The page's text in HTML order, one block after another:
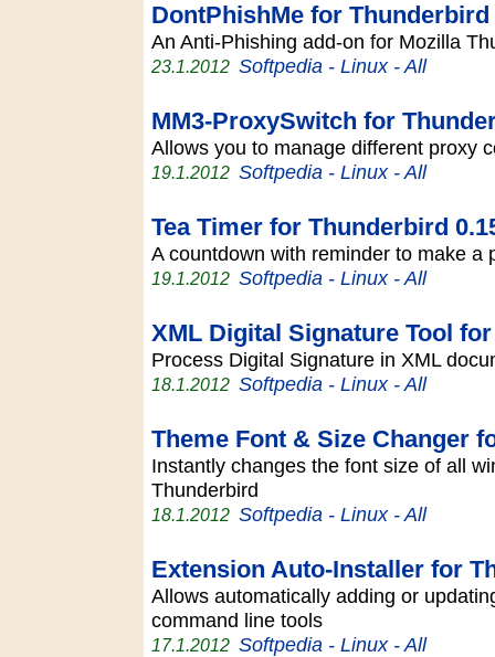
DontPhishMe for Thunderbird
An Anti-Phishing add-on for Mozilla
23.1.2012 Softpedia - Linux - All
MM3-ProxySwitch for
Allows you to manage different proxy
19.1.2012 Softpedia - Linux - All
Tea Timer for Thunderbird
A countdown with reminder to make
19.1.2012 Softpedia - Linux - All
XML Digital Signature Tool
Process Digital Signature in XML
18.1.2012 Softpedia - Linux - All
Theme Font & Size Changer
Instantly changes the font size of all
Thunderbird
18.1.2012 Softpedia - Linux - All
Extension Auto-Installer for
Allows automatically adding or
command line tools
17.1.2012 Softpedia - Linux - All